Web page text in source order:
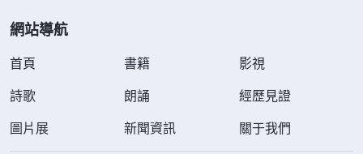
網站導航
首頁 書籍
影視
詩歌
朗誦
經歷見證
圖片展
新聞資訊 關于我們